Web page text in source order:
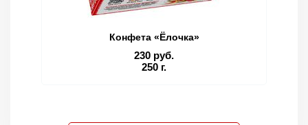
Конфета «Ёлочка»
230 руб.
250 г.